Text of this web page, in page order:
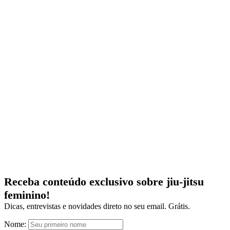
Receba conteúdo exclusivo sobre jiu-jitsu
feminino!
Dicas, entrevistas e novidades direto no seu email. Grátis.
Nome: